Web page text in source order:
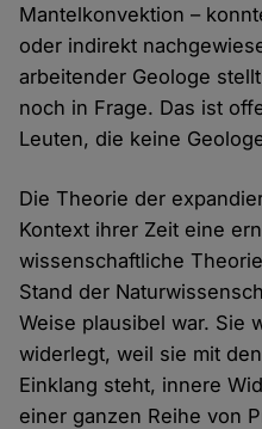
Mantelkonvektion –
oder indirekt
arbeitender Geologe
noch in Frage. Das ist
Leuten, die keine
Die Theorie der
Kontext ihrer Zeit eine
wissenschaftliche
Stand der
Weise plausibel war. Sie
widerlegt, weil sie mit
Einklang steht, innere
einer ganzen Reihe von